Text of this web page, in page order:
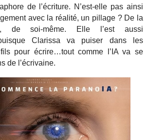
de l’écriture. N’est-elle pas ainsi
avec la réalité, un pillage ? De la
de soi-même. Elle l’est aussi
Clarissa va puiser dans les
pour écrire…tout comme l’IA va se
de l’écrivaine.